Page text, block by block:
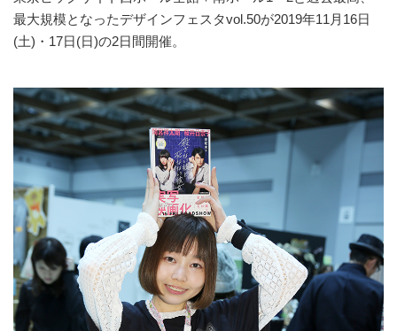
最大規模となったデザインフェスタvol.50が2019年11月16日
(土)・17日(日)の2日間開催。